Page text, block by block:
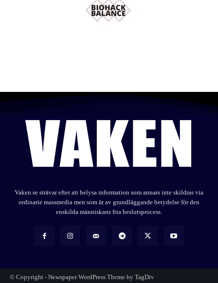
Vaken.se strävar efter att belysa information som annars inte skildras via
ordinarie massmedia men som är av grundläggande betydelse för den
enskilda människans fria beslutsprocess.
© Copyright - Newspaper WordPress Theme by TagDiv